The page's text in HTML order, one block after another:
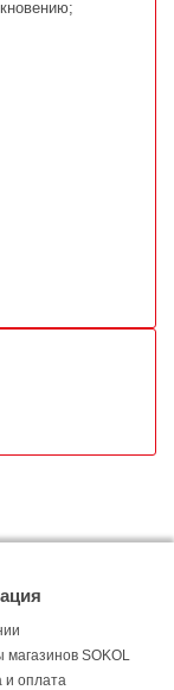
магазинов SOKOL
и оплата